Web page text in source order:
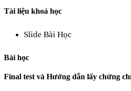
Tài liệu khoá học
Slide Bài Học
Bài học
Final test và Hướng dẫn lấy chứng